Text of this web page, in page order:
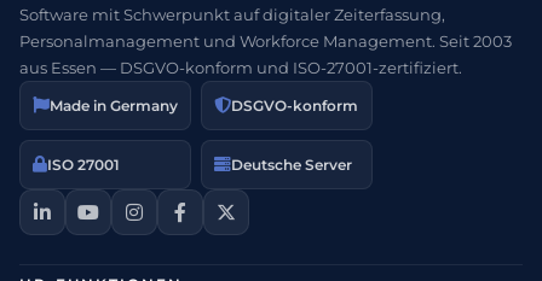
Software mit Schwerpunkt auf digitaler Zeiterfassung,
Personalmanagement und Workforce Management. Seit 2003
aus Essen — DSGVO-konform und ISO-27001-zertifiziert.
Made in Germany DSGVO-konform
ISO 27001 Deutsche Server